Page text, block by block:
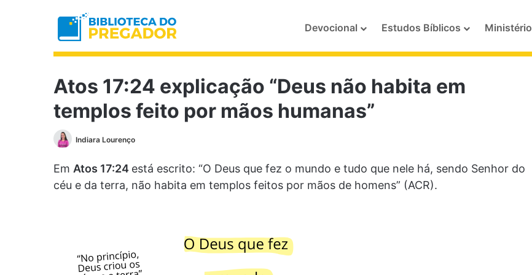
Devocional Estudos Bíblicos Ministério
Atos 17:24 explicação “Deus não habita em
templos feito por mãos humanas”
Indiara Lourenço
Em Atos 17:24 está escrito: “O Deus que fez o mundo e tudo que nele há, sendo Senhor do
céu e da terra, não habita em templos feitos por mãos de homens” (ACR).